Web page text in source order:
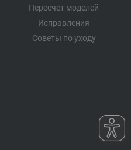
Пересчет моделей
Исправления
Советы по уходу